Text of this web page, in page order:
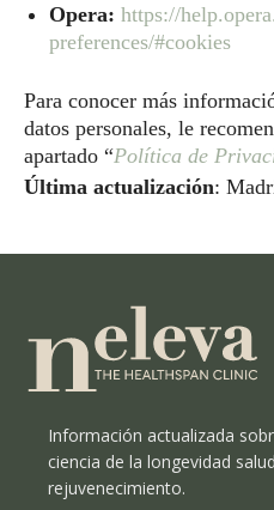
Opera: https://
preferences/#cookies
Para conocer más
datos personales, le
apartado “Política de
Última actualización:
Información actualizada
ciencia de la longevidad
rejuvenecimiento.